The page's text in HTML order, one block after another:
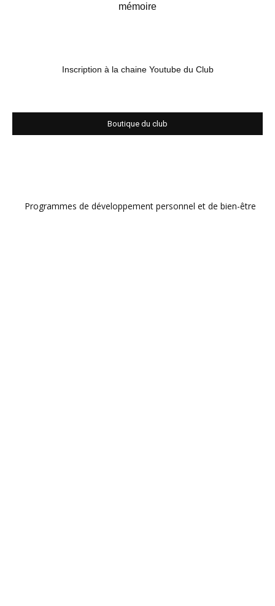
mémoire
Inscription à la chaine Youtube du Club
Boutique du club
Programmes de développement personnel et de bien-être